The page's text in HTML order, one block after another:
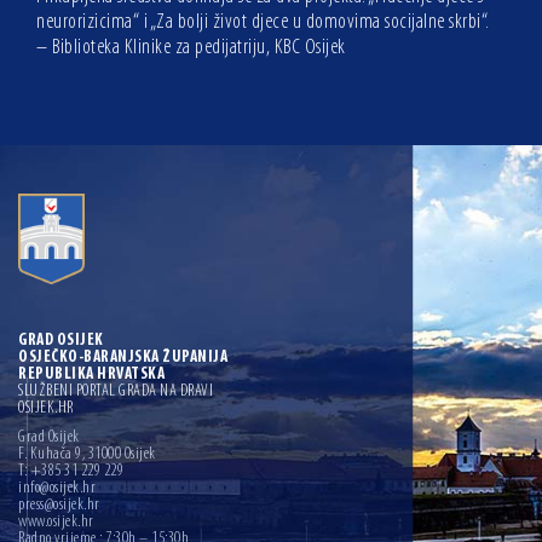
neurorizicima“ i „Za bolji život djece u domovima socijalne skrbi“.
– Biblioteka Klinike za pedijatriju, KBC Osijek
GRAD OSIJEK
OSJEČKO-BARANJSKA ŽUPANIJA
REPUBLIKA HRVATSKA
SLUŽBENI PORTAL GRADA NA DRAVI
OSIJEK.HR
Grad Osijek
F. Kuhača 9, 31000 Osijek
T: +385 31 229 229
info@osijek.hr
press@osijek.hr
www.osijek.hr